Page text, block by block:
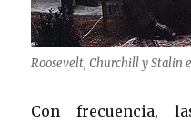
Roosevelt, Churchill y Stalin
Con frecuencia,